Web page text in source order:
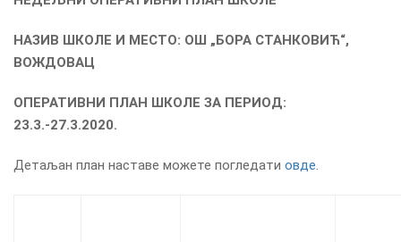
НАЗИВ ШКОЛЕ И МЕСТО: ОШ „БОРА СТАНКОВИЋ“,
ВОЖДОВАЦ
ОПЕРАТИВНИ ПЛАН ШКОЛЕ ЗА ПЕРИОД:
23.3.-27.3.2020.
Детаљан план наставе можете погледати овде